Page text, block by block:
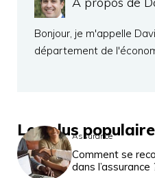
Bonjour, je m'appelle
département de
Les plusAssurance
Comment se
dans l’assurance